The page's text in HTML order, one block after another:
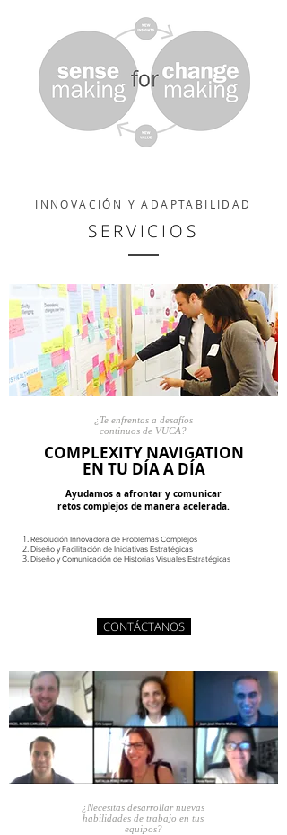
INNOVACIÓN Y ADAPTABILIDAD
SERVICIOS
¿Te enfrentas a desafíos
continuos de VUCA?
COMPLEXITY NAVIGATION
EN TU DÍA A DÍA
Ayudamos a afrontar y comunicar
retos complejos de manera acelerada.
Resolución Innovadora de Problemas Complejos
Diseño y Facilitación de Iniciativas Estratégicas
Diseño y Comunicación de Historias Visuales Estratégicas
CONTÁCTANOS
¿Necesitas desarrollarnuevas
habilidades de trabajo en tus
equipos?